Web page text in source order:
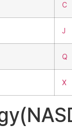
C
J
Q
X